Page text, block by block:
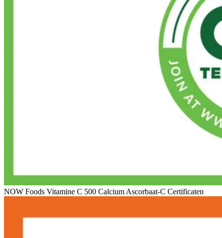
NOW Foods Vitamine C 500 Calcium Ascorbaat-C Certificaten